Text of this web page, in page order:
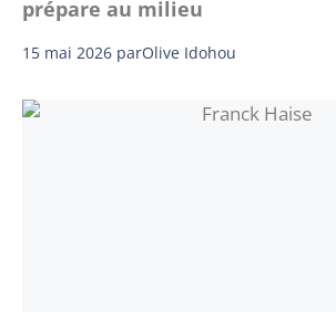
prépare au milieu
15 mai 2026 parOlive Idohou